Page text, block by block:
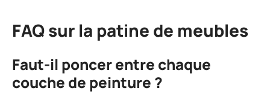
FAQ sur la patine de meubles
Faut-il poncer entre chaque
couche de peinture ?